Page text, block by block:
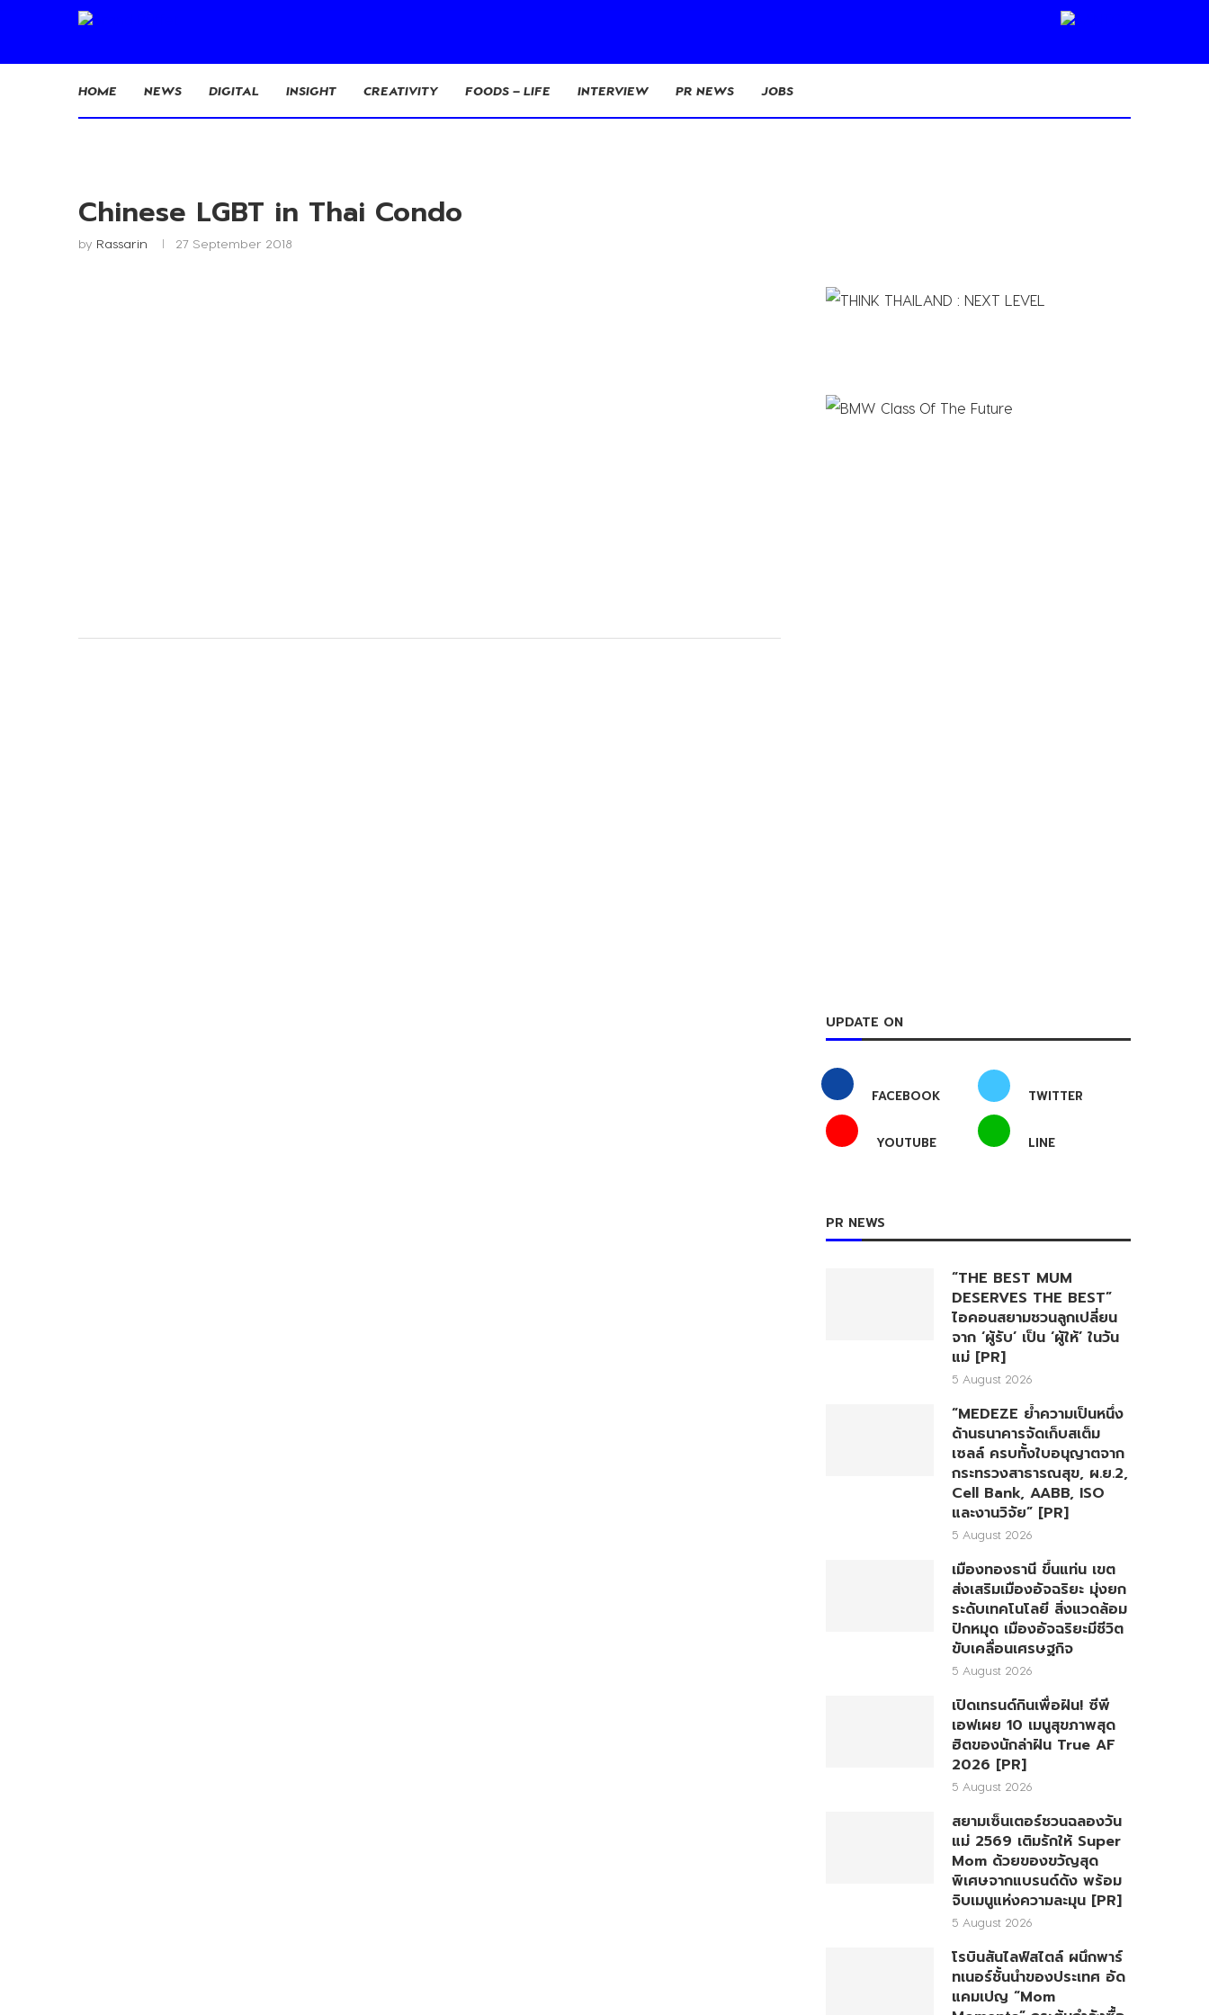
HOME NEWS DIGITAL INSIGHT CREATIVITY FOODS – LIFE INTERVIEW PR NEWS JOBS
Chinese LGBT in Thai Condo
by Rassarin 27 September 2018
UPDATE ON
FACEBOOK TWITTER
YOUTUBE LINE
PR NEWS
“THE BEST MUM
DESERVES THE BEST”
ไอคอนสยามชวนลูกเปลี่ยน
จาก ‘ผู้รับ’ เป็น ‘ผู้ให้’ ในวัน
แม่ [PR]
5 August 2026
“MEDEZE ย้ำความเป็นหนึ่ง
ด้านธนาคารจัดเก็บสเต็ม
เซลล์ ครบทั้งใบอนุญาตจาก
กระทรวงสาธารณสุข, ผ.ย.2,
Cell Bank, AABB, ISO
และงานวิจัย” [PR]
5 August 2026
เมืองทองธานี ขึ้นแท่น เขต
ส่งเสริมเมืองอัจฉริยะ มุ่งยก
ระดับเทคโนโลยี สิ่งแวดล้อม
ปักหมุด เมืองอัจฉริยะมีชีวิต
ขับเคลื่อนเศรษฐกิจ
5 August 2026
เปิดเทรนด์กินเพื่อฝัน! ซีพี
เอฟเผย 10 เมนูสุขภาพสุด
ฮิตของนักล่าฝัน True AF
2026 [PR]
5 August 2026
สยามเซ็นเตอร์ชวนฉลองวัน
แม่ 2569 เติมรักให้ Super
Mom ด้วยของขวัญสุด
พิเศษจากแบรนด์ดัง พร้อม
จิบเมนูแห่งความละมุน [PR]
5 August 2026
โรบินสันไลฟ์สไตล์ ผนึกพาร์
ทเนอร์ชั้นนำของประเทศ อัด
แคมเปญ “Mom